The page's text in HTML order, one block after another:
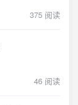
375 阅读
46 阅读